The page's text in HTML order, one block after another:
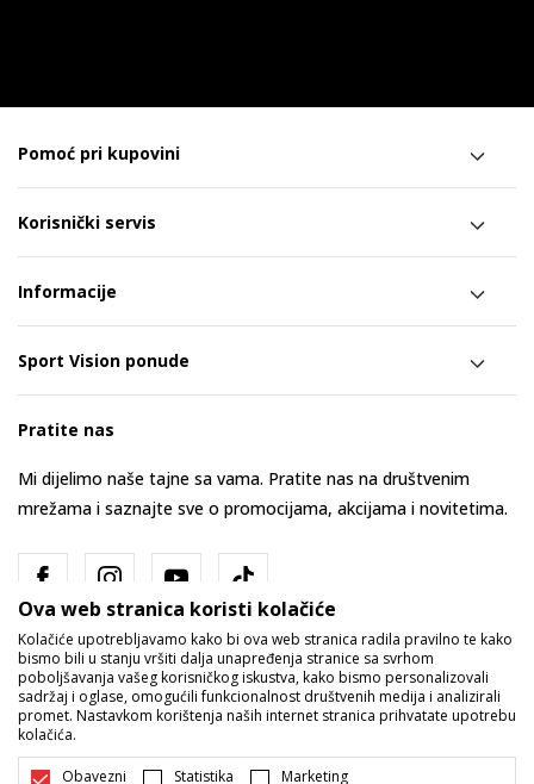
Pomoć pri kupovini
Korisnički servis
Informacije
Sport Vision ponude
Pratite nas
Mi dijelimo naše tajne sa vama. Pratite nas na društvenim
mrežama i saznajte sve o promocijama, akcijama i novitetima.
Bosna i Hercegovina Promijenite
Ova web stranica koristi kolačiće
Kolačiće upotrebljavamo kako bi ova web stranica radila pravilno te kako
bismo bili u stanju vršiti dalja unapređenja stranice sa svrhom
poboljšavanja vašeg korisničkog iskustva, kako bismo personalizovali
sadržaj i oglase, omogućili funkcionalnost društvenih medija i analizirali
promet. Nastavkom korištenja naših internet stranica prihvatate upotrebu
kolačića.
Obavezni Statistika Marketing